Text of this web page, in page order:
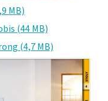
MB)
(44 MB)
(4,7 MB)